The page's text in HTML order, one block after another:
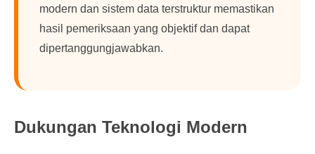
modern dan sistem data terstruktur memastikan
hasil pemeriksaan yang objektif dan dapat
dipertanggungjawabkan.
Dukungan Teknologi Modern